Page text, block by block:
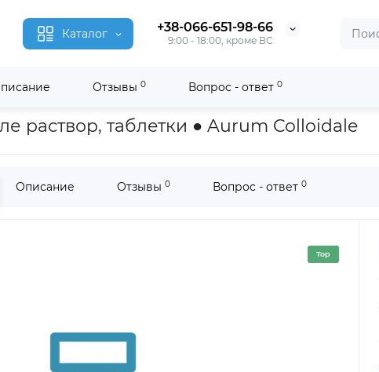
Каталог +38-066-651-98-66
9:00 - 18:00, кроме ВС
Отзывы 0 Вопрос - ответ 0
Коллоидале ● Aurum Colloidale
раствор, таблетки ● Aurum Colloidale
Описание Отзывы 0 Вопрос - ответ 0
Top